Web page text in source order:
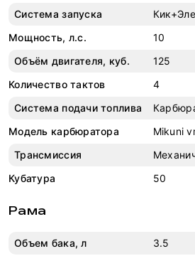
Система запуска
Мощность, л.с.
10
Объём двигателя, куб.
125
Количество тактов
4
Система подачи топлива
Модель карбюратора
Mikuni
Трансмиссия
Кубатура
50
Рама
Объем бака, л 3.5